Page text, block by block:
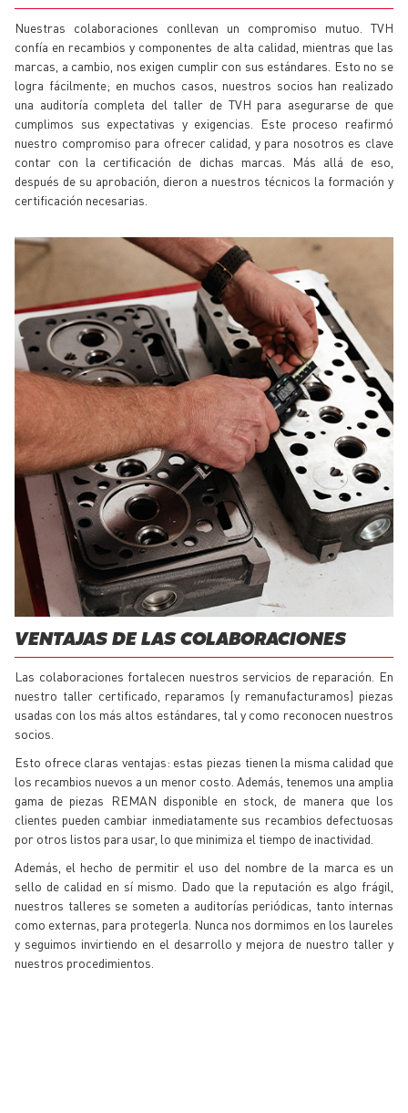
Nuestras colaboraciones conllevan un compromiso mutuo. TVH
confía en recambios y componentes de alta calidad, mientras que las
marcas, a cambio, nos exigen cumplir con sus estándares. Esto no se
logra fácilmente; en muchos casos, nuestros socios han realizado
una auditoría completa del taller de TVH para asegurarse de que
cumplimos sus expectativas y exigencias. Este proceso reafirmó
nuestro compromiso para ofrecer calidad, y para nosotros es clave
contar con la certificación de dichas marcas. Más allá de eso,
después de su aprobación, dieron a nuestros técnicos la formación y
certificación necesarias.
VENTAJAS DE LAS COLABORACIONES
Las colaboraciones fortalecen nuestros servicios de reparación. En
nuestro taller certificado, reparamos (y remanufacturamos) piezas
usadas con los más altos estándares, tal y como reconocen nuestros
socios.
Esto ofrece claras ventajas: estas piezas tienen la misma calidad que
los recambios nuevos a un menor costo. Además, tenemos una amplia
gama de piezas REMAN disponible en stock, de manera que los
clientes pueden cambiar inmediatamente sus recambios defectuosas
por otros listos para usar, lo que minimiza el tiempo de inactividad.
Además, el hecho de permitir el uso del nombre de la marca es un
sello de calidad en sí mismo. Dado que la reputación es algo frágil,
nuestros talleres se someten a auditorías periódicas, tanto internas
como externas, para protegerla. Nunca nos dormimos en los laureles
y seguimos invirtiendo en el desarrollo y mejora de nuestro taller y
nuestros procedimientos.